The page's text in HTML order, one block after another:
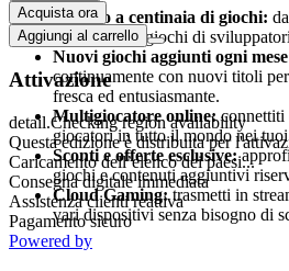
Accesso a centinaia di giochi:
amati, scopri giochi di
Nuovi giochi aggiunti ogni
continuamente con nuovi titoli
fresca ed entusiasmante.
Multigiocatore online:connettiti
giocatori in tutto il mondo nei
Sconti e offerte esclusive:
giochi e contenuti aggiuntivi
Cloud Gaming:trasmetti in
vari dispositivi senza bisogno di
Acquista ora
Aggiungi al carrello
Attivazione
detail.Checking region availability
Questa edizione è distribuita per
Caricamento dell’elenco dei paesi...
Consegna digitale immediata
Assistenza clienti reattiva
Pagamento sicuro
Powered by